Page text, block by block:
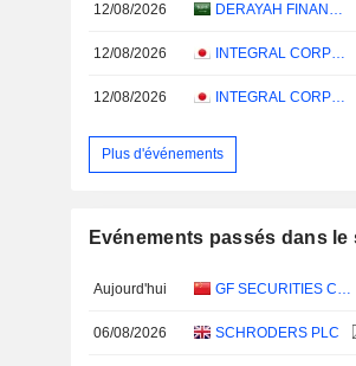
12/08/2026 DERAYAH FINANCIAL COMPANY
12/08/2026 INTEGRAL CORPORATION
12/08/2026 INTEGRAL CORPORATION
Plus d'événements
Evénements passés dans
Aujourd'hui
06/08/2026 SCHRODERS PLC